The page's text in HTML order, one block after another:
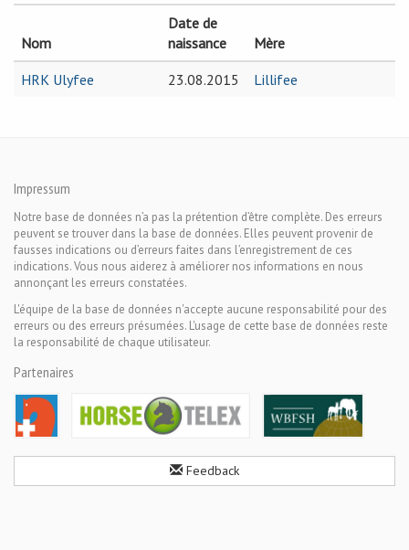
Nom
Date de
naissance
Mère
HRK Ulyfee
23.08.2015 Lillifee
Impressum
Notre base de données n’a pas la prétention d’être complète. Des erreurs
peuvent se trouver dans la base de données. Elles peuvent provenir de
fausses indications ou d’erreurs faites dans l’enregistrement de ces
indications. Vous nous aiderez à améliorer nos informations en nous
annonçant les erreurs constatées.
L'équipe de la base de données n'accepte aucune responsabilité pour des
erreurs ou des erreurs présumées. L'usage de cette base de données reste
la responsabilité de chaque utilisateur.
Partenaires
Feedback